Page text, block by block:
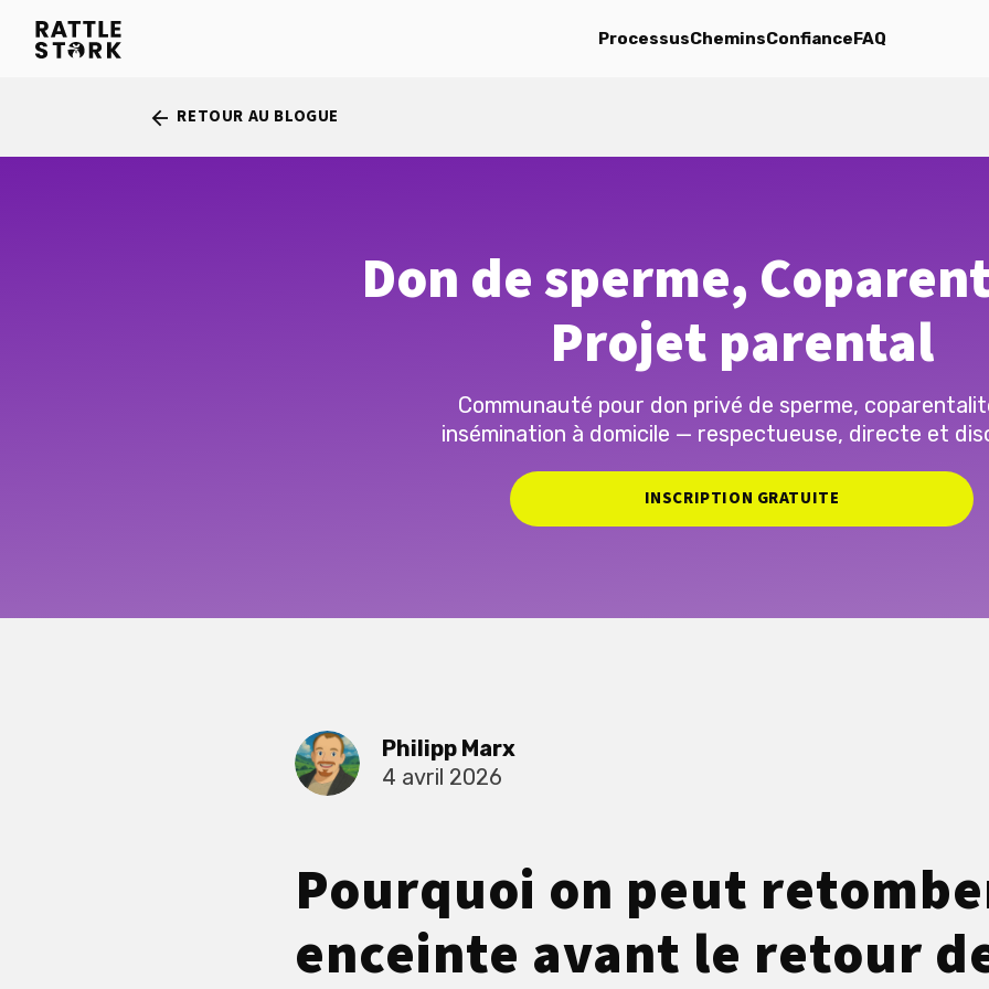
ProcessusCheminsConfianceFAQ
arrow_back RETOUR AU BLOGUE
Don de sperme,
Projet parental
Communauté pour don privé de sperme,
insémination à domicile — respectueuse, directe et
INSCRIPTION GRATUITE
Philipp Marx
4 avril 2026
Pourquoi on peut
enceinte avant le retour